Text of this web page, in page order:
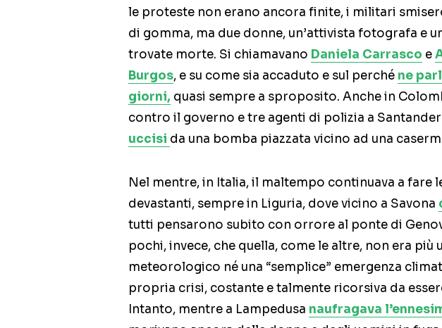
le proteste non erano ancora finite, i militari
di gomma, ma due donne, un’attivista fotografa e
trovate morte. Si chiamavano Daniela Carrasco e
Burgos, e su come sia accaduto e sul perché ne
giorni, quasi sempre a sproposito. Anche in
contro il governo e tre agenti di polizia a
uccisi da una bomba piazzata vicino ad una
Nel mentre, in Italia, il maltempo continuava a fare
devastanti, sempre in Liguria, dove vicino a Savona
tutti pensarono subito con orrore al ponte di
pochi, invece, che quella, come le altre, non era più
meteorologico né una “semplice” emergenza
propria crisi, costante e talmente ricorsiva da
Intanto, mentre a Lampedusa naufragava